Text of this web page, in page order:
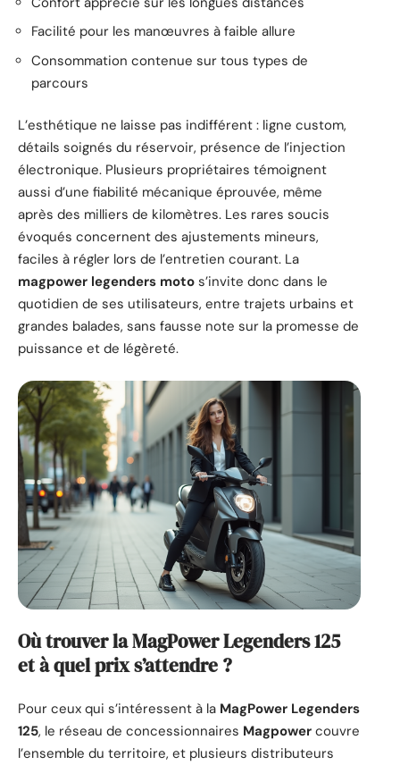
Facilité pour les manœuvres à faible allure
Consommation contenue sur tous types de
parcours
L’esthétique ne laisse pas indifférent : ligne custom,
détails soignés du réservoir, présence de l’injection
électronique. Plusieurs propriétaires témoignent
aussi d’une fiabilité mécanique éprouvée, même
après des milliers de kilomètres. Les rares soucis
évoqués concernent des ajustements mineurs,
faciles à régler lors de l’entretien courant. La
magpower legenders moto s’invite donc dans le
quotidien de ses utilisateurs, entre trajets urbains et
grandes balades, sans fausse note sur la promesse de
puissance et de légèreté.
Où trouver la MagPower Legenders 125
et à quel prix s’attendre ?
Pour ceux qui s’intéressent à la MagPower Legenders
125, le réseau de concessionnaires Magpower couvre
l’ensemble du territoire, et plusieurs distributeurs